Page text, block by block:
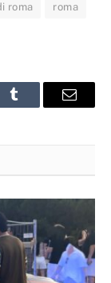
roma roma
Tumblr Email